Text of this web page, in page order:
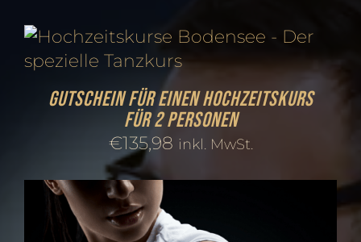
Gutschein für einen Hochzeitskurs
für 2 Personen
€135,98 inkl. MwSt.